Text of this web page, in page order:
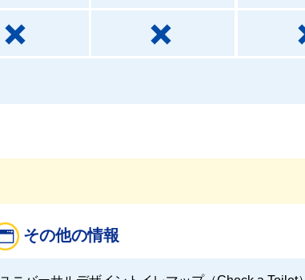
その他の情報